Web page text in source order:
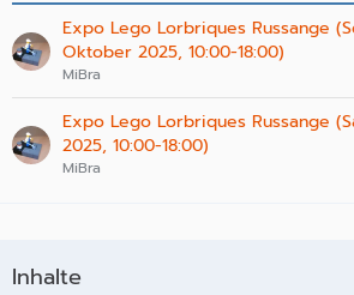
Expo Lego Lorbriques Russange
Oktober 2025, 10:00-18:00)
MiBra
Expo Lego Lorbriques Russange
2025, 10:00-18:00)
MiBra
Inhalte